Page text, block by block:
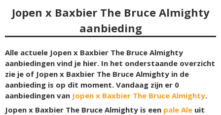
Jopen x Baxbier The Bruce Almighty
aanbieding
Alle actuele Jopen x Baxbier The Bruce Almighty
aanbiedingen vind je hier. In het onderstaande overzicht
zie je of Jopen x Baxbier The Bruce Almighty in de
aanbieding is op dit moment. Vandaag zijn er 0
aanbiedingen van Jopen x Baxbier The Bruce Almighty.
Jopen x Baxbier The Bruce Almighty is een pale Ale uit